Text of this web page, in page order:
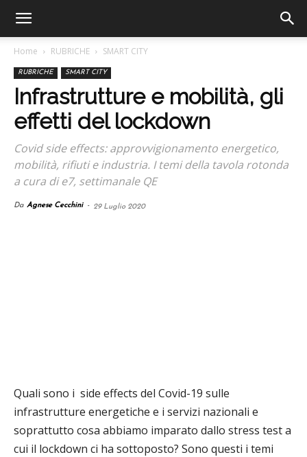
Home RUBRICHE SMART CITY
RUBRICHE SMART CITY
Infrastrutture e mobilità, gli
effetti del lockdown
Covid side effects: approvvigionamento energetico,
mobilità, rifiuti e industria. I temi della tavola rotonda
a cura di e7, settimanale QE
Da Agnese Cecchini - 29 Luglio 2020
Quali sono i side effects del Covid-19 sulle
infrastrutture energetiche e i servizi nazionali e
soprattutto cosa abbiamo imparato dallo stress test a
cui il lockdown ci ha sottoposto? Sono questi i temi